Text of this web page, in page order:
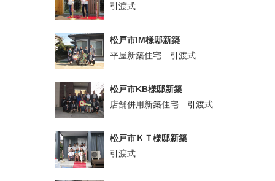
引渡式
松戸市IM様邸新築
平屋新築住宅 引渡式
松戸市KB様邸新築
店舗併用新築住宅 引渡式
松戸市ＫＴ様邸新築
引渡式